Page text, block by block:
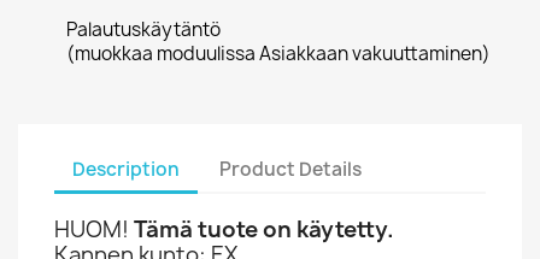
Palautuskäytäntö
(muokkaa moduulissa Asiakkaan vakuuttaminen)
Description Product Details
HUOM! Tämä tuote on käytetty.